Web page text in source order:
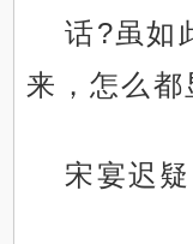
话?虽如
来，怎么都
宋宴迟疑